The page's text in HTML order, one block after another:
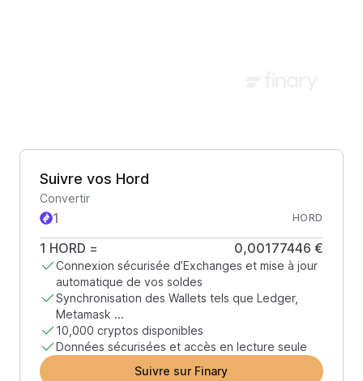
Suivre vos Hord
Convertir
HORD
1 HORD = 0,00177446 €
Connexion sécurisée d’Exchanges et mise à jour
automatique de vos soldes
Synchronisation des Wallets tels que Ledger,
Metamask ...
10,000 cryptos disponibles
Données sécurisées et accès en lecture seule
Suivre sur Finary